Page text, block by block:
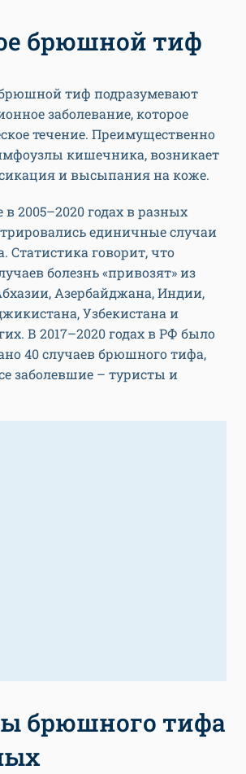
брюшной тиф
тиф подразумевают
заболевание, которое
течение. Преимущественно
кишечника, возникает
и высыпания на коже.
2005–2020 годах в разных
единичные случаи
Статистика говорит, что
болезнь «привозят» из
Азербайджана, Индии,
Узбекистана и
В 2017–2020 годах в РФ было
40 случаев брюшного тифа,
заболевшие – туристы и
брюшного тифа